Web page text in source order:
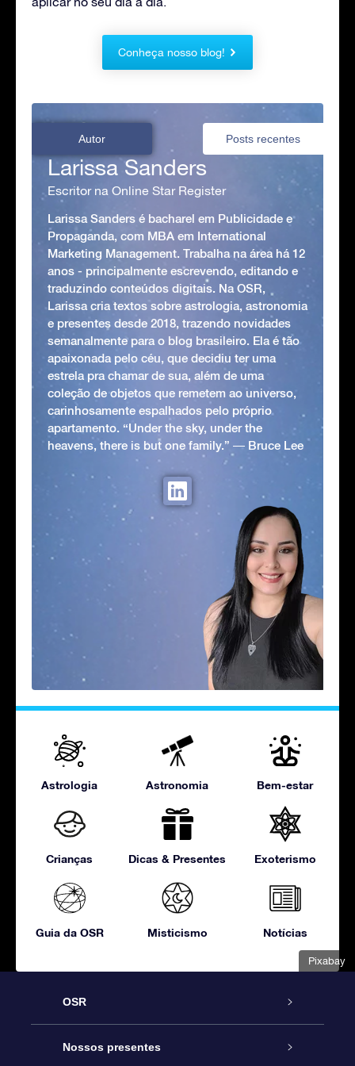
Pixabay
Conheça nosso blog!
Autor Posts recentes
Larissa Sanders
Escritor na Online Star Register
Larissa Sanders é bacharel em Publicidade e
Propaganda, com MBA em International
Marketing Management. Trabalha na área há 12
anos - principalmente escrevendo, editando e
traduzindo conteúdos digitais. Na OSR,
Larissa cria textos sobre astrologia, astronomia
e presentes desde 2018, trazendo novidades
semanalmente para o blog brasileiro. Ela é tão
apaixonada pelo céu, que decidiu ter uma
estrela pra chamar de sua, além de uma
coleção de objetos que remetem ao universo,
carinhosamente espalhados pelo próprio
apartamento. “Under the sky, under the
heavens, there is but one family.” ― Bruce Lee
Astrologia Astronomia Bem-estar
Crianças Dicas & Presentes Exoterismo
Guia da OSR Misticismo Notícias
OSR
Serviço
Nossos presentes